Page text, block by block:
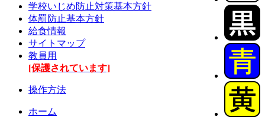
学校いじめ防止対策基本方針
体罰防止基本方針
給食情報
サイトマップ
教員用
[保護されています]
操作方法
ホーム